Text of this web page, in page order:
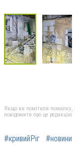
Якщо ви помітили помилку,
повідомити про це редакцію
#кривийРіг #новини